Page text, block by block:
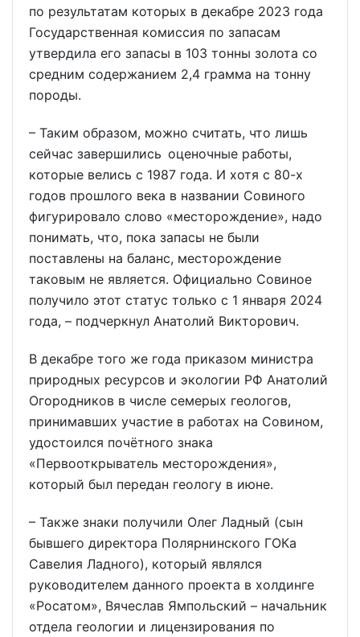
по результатам которых в декабре 2023 года
Государственная комиссия по запасам
утвердила его запасы в 103 тонны золота со
средним содержанием 2,4 грамма на тонну
породы.
– Таким образом, можно считать, что лишь
сейчас завершились оценочные работы,
которые велись с 1987 года. И хотя с 80-х
годов прошлого века в названии Совиного
фигурировало слово «месторождение», надо
понимать, что, пока запасы не были
поставлены на баланс, месторождение
таковым не является. Официально Совиное
получило этот статус только с 1 января 2024
года, – подчеркнул Анатолий Викторович.
В декабре того же года приказом министра
природных ресурсов и экологии РФ Анатолий
Огородников в числе семерых геологов,
принимавших участие в работах на Совином,
удостоился почётного знака
«Первооткрыватель месторождения»,
который был передан геологу в июне.
– Также знаки получили Олег Ладный (сын
бывшего директора Полярнинского ГОКа
Савелия Ладного), который являлся
руководителем данного проекта в холдинге
«Росатом», Вячеслав Ямпольский – начальник
отдела геологии и лицензирования по